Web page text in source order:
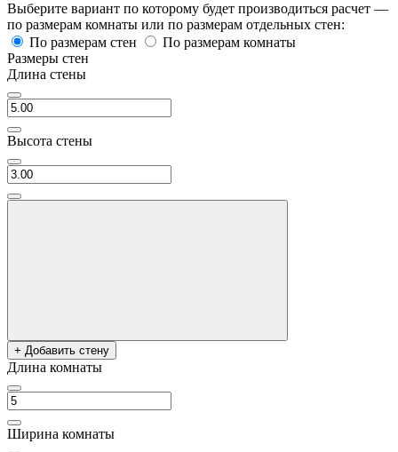
Выберите вариант по которому будет производиться расчет —
по размерам комнаты или по размерам отдельных стен:
По размерам стен
По размерам комнаты
Размеры стен
Длина стены
Высота стены
+ Добавить стену
Длина комнаты
Ширина комнаты